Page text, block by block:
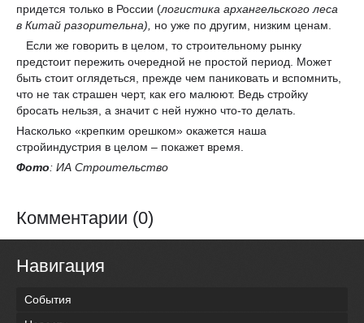
придется только в России (логистика архангельского леса
в Китай разорительна), но уже по другим, низким ценам.
Если же говорить в целом, то строительному рынку
предстоит пережить очередной не простой период. Может
быть стоит оглядеться, прежде чем паниковать и вспомнить,
что не так страшен черт, как его малюют. Ведь стройку
бросать нельзя, а значит с ней нужно что-то делать.
Насколько «крепким орешком» окажется наша
стройиндустрия в целом – покажет время.
Фото: ИА Строительство
Комментарии (0)
Навигация
События